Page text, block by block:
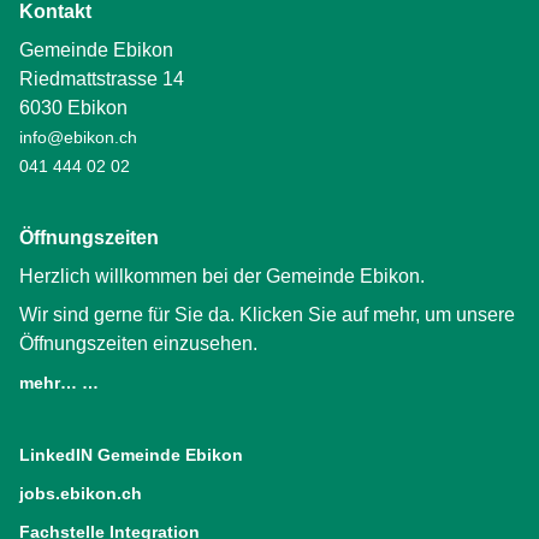
Kontakt
Gemeinde Ebikon
Riedmattstrasse 14
6030 Ebikon
info@ebikon.ch
041 444 02 02
Öffnungszeiten
Herzlich willkommen bei der Gemeinde Ebikon.
Wir sind gerne für Sie da. Klicken Sie auf mehr, um unsere
Öffnungszeiten einzusehen.
mehr… …
LinkedIN Gemeinde Ebikon
jobs.ebikon.ch
Fachstelle Integration